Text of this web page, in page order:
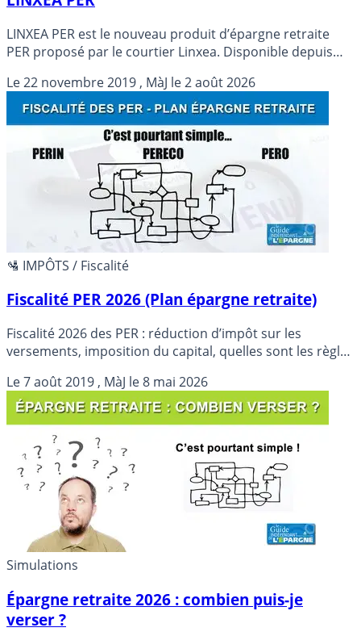
LINXEA PER est le nouveau produit d’épargne retraite
PER proposé par le courtier Linxea. Disponible depuis
figure parmi les moins chers du marché.
Le22 novembre 2019 , MàJ le2 août 2026
🛂 IMPÔTS / Fiscalité
Fiscalité PER 2026 (Plan épargne retraite)
Fiscalité 2026 des PER : réduction d’impôt sur les
versements, imposition du capital, quelles sont les règles
Le7 août 2019 , MàJ le8 mai 2026
Simulations
Épargne retraite 2026 : combien puis-je
verser ?